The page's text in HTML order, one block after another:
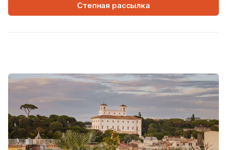
Степная рассылка